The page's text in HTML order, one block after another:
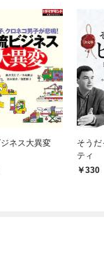
ネス大異変
そう
ティ
330